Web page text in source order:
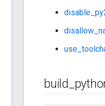
build